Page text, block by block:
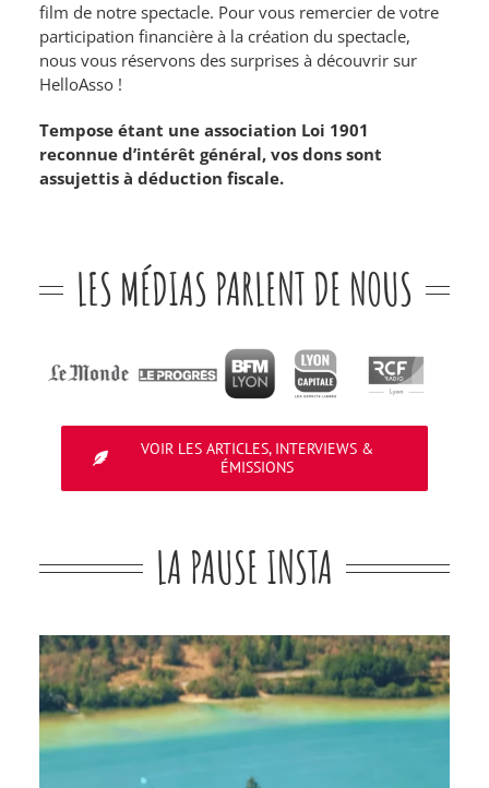
film de notre spectacle. Pour vous remercier de votre
participation financière à la création du spectacle,
nous vous réservons des surprises à découvrir sur
HelloAsso !
Tempose étant une association Loi 1901
reconnue d’intérêt général, vos dons sont
assujettis à déduction fiscale.
LES MÉDIAS PARLENT DE NOUS
VOIR LES ARTICLES, INTERVIEWS &
ÉMISSIONS
LA PAUSE INSTA